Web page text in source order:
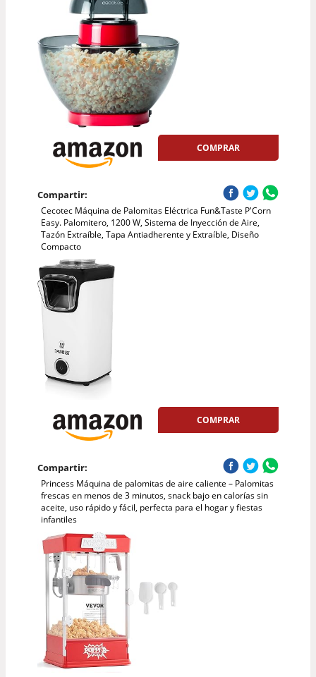
COMPRAR
Compartir:
Cecotec Máquina de Palomitas Eléctrica Fun&Taste P'Corn
Easy. Palomitero, 1200 W, Sistema de Inyección de Aire,
Tazón Extraíble, Tapa Antiadherente y Extraíble, Diseño
Compacto
COMPRAR
Compartir:
Princess Máquina de palomitas de aire caliente – Palomitas
frescas en menos de 3 minutos, snack bajo en calorías sin
aceite, uso rápido y fácil, perfecta para el hogar y fiestas
infantiles